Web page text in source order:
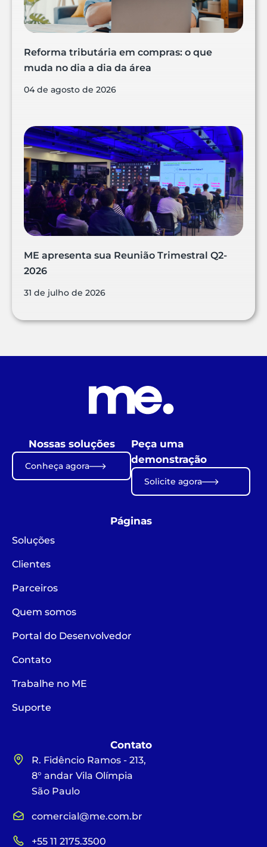
Reforma tributária em compras: o que
muda no dia a dia da área
04 de agosto de 2026
ME apresenta sua Reunião Trimestral Q2-
2026
31 de julho de 2026
Nossas soluções
Conheça agora
Peça uma
demonstração
Solicite agora
Páginas
Soluções
Clientes
Parceiros
Quem somos
Portal do Desenvolvedor
Contato
Trabalhe no ME
Suporte
Contato
R. Fidêncio Ramos - 213,
8° andar Vila Olímpia
São Paulo
comercial@me.com.br
+55 11 2175.3500